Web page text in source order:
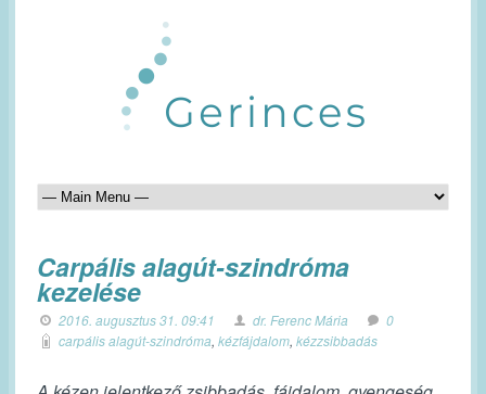
Carpális alagút-szindróma
kezelése
2016. augusztus 31. 09:41 dr. Ferenc Mária
0
carpális alagút-szindróma, kézfájdalom, kézzsibbadás